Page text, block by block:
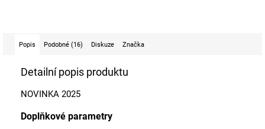
Popis Podobné (16) Diskuze Značka
Detailní popis produktu
NOVINKA 2025
Doplňkové parametry